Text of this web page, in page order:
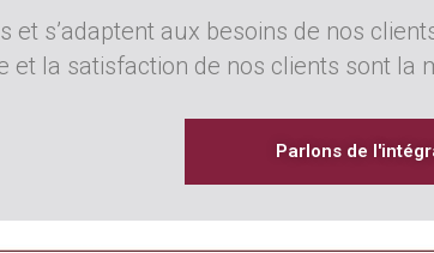
et s’adaptent aux besoins de nos
et la satisfaction de nos clients sont la
Parlons de